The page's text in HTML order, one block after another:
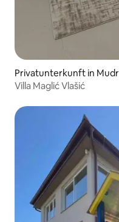
Privatunterkunft in
Villa Maglić Vlašić